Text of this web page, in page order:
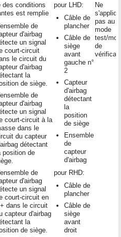
des conditions
est remplie
de
d'airbag
un signal
court-circuit
le circuit du
d'airbag
la
de siège.
de
d'airbag
un signal
court-circuit à la
dans le
du capteur
détectant
position de
de
d'airbag
un signal
court-circuit en
dans le circuit
capteur d'airbag
la
de siège.
pour LHD:
Câble de
plancher
Câble de
siège
avant
gauche n°
2
Capteur
d'airbag
détectant
la
position
de siège
Ensemble
de
capteur
d'airbag
pour RHD:
Câble de
plancher
Câble de
siège
avant
droit
Ne
pas au
mode
test/
de